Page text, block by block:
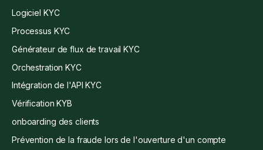
Logiciel KYC
Processus KYC
Générateur de flux de travail KYC
Orchestration KYC
Intégration de l'API KYC
Vérification KYB
onboarding des clients
Prévention de la fraude lors de l'ouverture d'un compte